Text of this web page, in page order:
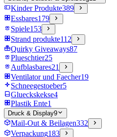
Kinder Produkte389
Essbares179
Spiele153
Strand produkte112
Quirky Giveaways87
Plueschtier25
Aufblasbares21
Ventilator und Faecher19
Schneegestoeber5
Glueckskekse4
Plastik Ente1
Druck & Display9
Mail-Out & Beilagen332
Verpackung183